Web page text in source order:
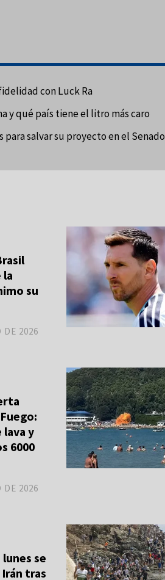
con Luck Ra
y qué país tiene el litro más caro
para salvar su proyecto en el Senado
la
su
DE 2026
lava y
6000
DE 2026
se
tras